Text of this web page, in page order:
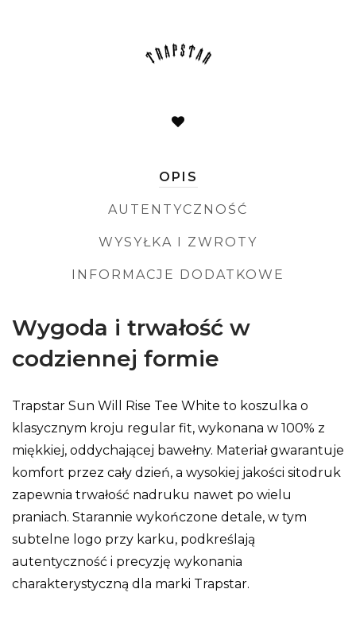
OPIS
AUTENTYCZNOŚĆ
WYSYŁKA I ZWROTY
INFORMACJE DODATKOWE
Wygoda i trwałość w
codziennej formie
Trapstar Sun Will Rise Tee White to koszulka o
klasycznym kroju regular fit, wykonana w 100% z
miękkiej, oddychającej bawełny. Materiał gwarantuje
komfort przez cały dzień, a wysokiej jakości sitodruk
zapewnia trwałość nadruku nawet po wielu
praniach. Starannie wykończone detale, w tym
subtelne logo przy karku, podkreślają
autentyczność i precyzję wykonania
charakterystyczną dla marki Trapstar.